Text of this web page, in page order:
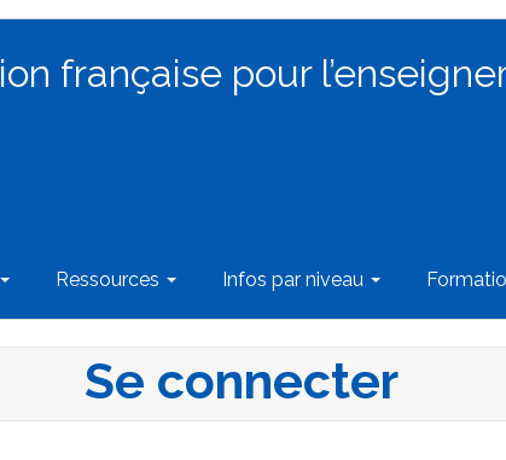
française pour
Ressources Infos par niveau
Se connecter